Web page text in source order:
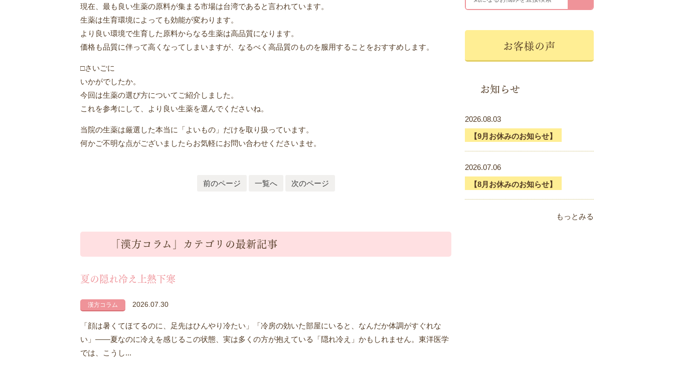
現在、最も良い生薬の原料が集まる市場は台湾であると言われています。
生薬は生育環境によっても効能が変わります。
より良い環境で生育した原料からなる生薬は高品質になります。
価格も品質に伴って高くなってしまいますが、なるべく高品質のものを服用することをおすすめします。
□さいごに
いかがでしたか。
今回は生薬の選び方についてご紹介しました。
これを参考にして、より良い生薬を選んでくださいね。
当院の生薬は厳選した本当に「よいもの」だけを取り扱っています。
何かご不明な点がございましたらお気軽にお問い合わせくださいませ。
前のページ 一覧へ 次のページ
「漢方コラム」カテゴリの最新記事
夏の隠れ冷え上熱下寒
漢方コラム 2026.07.30
「顔は暑くてほてるのに、足先はひんやり冷たい」「冷房の効いた部屋にいると、なんだか体調がすぐれな
い」――夏なのに冷えを感じるこの状態、実は多くの方が抱えている「隠れ冷え」かもしれません。東洋医学
では、こうし...
お客様の声
お知らせ
2026.08.03
【9月お休みのお知らせ】
2026.07.06
【8月お休みのお知らせ】
もっとみる